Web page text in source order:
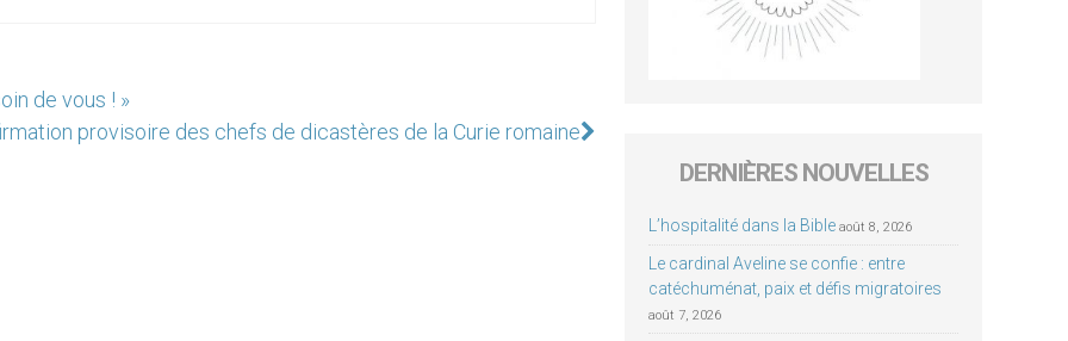
de vous ! »
provisoire des chefs de dicastères de la Curie romaine
DERNIÈRES NOUVELLES
L’hospitalité dans la Bible août 8, 2026
Le cardinal Aveline se confie : entre
catéchuménat, paix et défis migratoires
août 7, 2026